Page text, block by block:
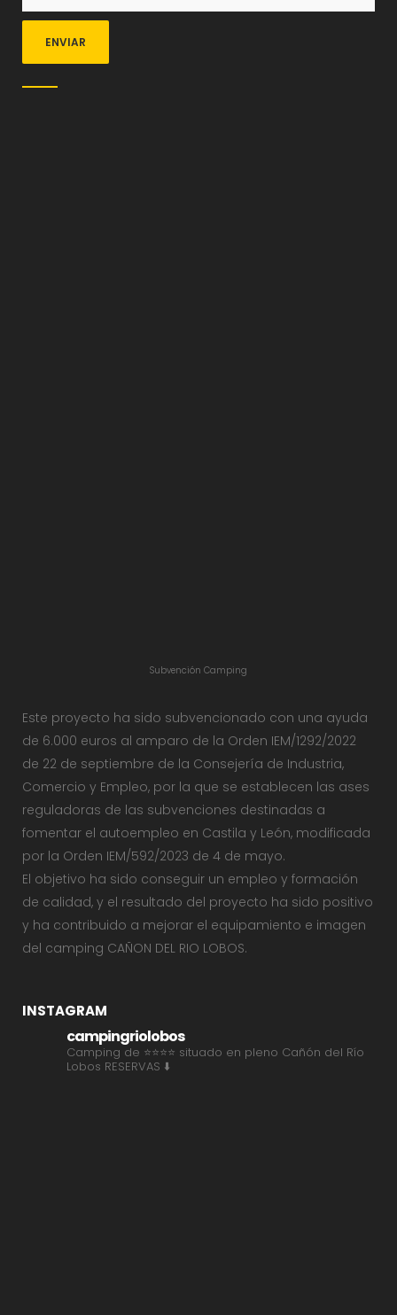
Subvención Camping
Este proyecto ha sido subvencionado con una ayuda
de 6.000 euros al amparo de la Orden IEM/1292/2022
de 22 de septiembre de la Consejería de Industria,
Comercio y Empleo, por la que se establecen las ases
reguladoras de las subvenciones destinadas a
fomentar el autoempleo en Castila y León, modificada
por la Orden IEM/592/2023 de 4 de mayo.
El objetivo ha sido conseguir un empleo y formación
de calidad, y el resultado del proyecto ha sido positivo
y ha contribuido a mejorar el equipamiento e imagen
del camping CAÑON DEL RIO LOBOS.
INSTAGRAM
campingriolobos
Camping de ⭐⭐⭐⭐ situado en pleno Cañón del Río
Lobos RESERVAS ⬇️